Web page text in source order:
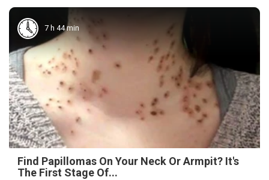
7 h 44 min
Find Papillomas On Your Neck Or Armpit? It's
The First Stage Of...